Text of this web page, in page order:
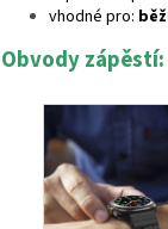
vhodné pro:
Obvody zápěstí: